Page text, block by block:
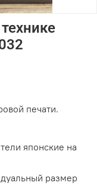
печати.
японские на
размер